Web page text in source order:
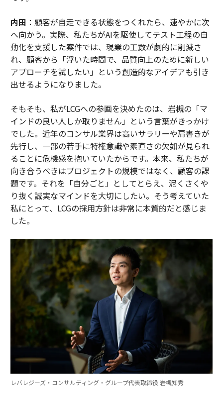
内田 ：顧客が自走できる状態をつくれたら、速やかに次
へ向かう。実際、私たちがAIを駆使してテスト工程の自
動化を支援した案件では、現業の工数が劇的に削減さ
れ、顧客から「浮いた時間で、品質向上のために新しい
アプローチを試したい」という創造的なアイデアも引き
出せるようになりました。
そもそも、私がLCGへの参画を決めたのは、岩槻の「マ
インドの良い人しか取りません」という言葉がきっかけ
でした。近年のコンサル業界は高いサラリーや肩書きが
先行し、一部の若手に特権意識や素直さの欠如が見られ
ることに危機感を抱いていたからです。本来、私たちが
向き合うべきはプロジェクトの規模ではなく、顧客の課
題です。それを「自分ごと」としてとらえ、泥くさくや
り抜く誠実なマインドを大切にしたい。そう考えていた
私にとって、LCGの採用方針は非常に本質的だと感じま
した。
レバレジーズ・コンサルティング・グループ代表取締役 岩槻知秀